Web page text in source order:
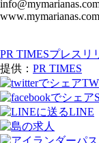
www.mymarianas.com
PR TIMESプレスリ
提供： PR TIMES
LINE